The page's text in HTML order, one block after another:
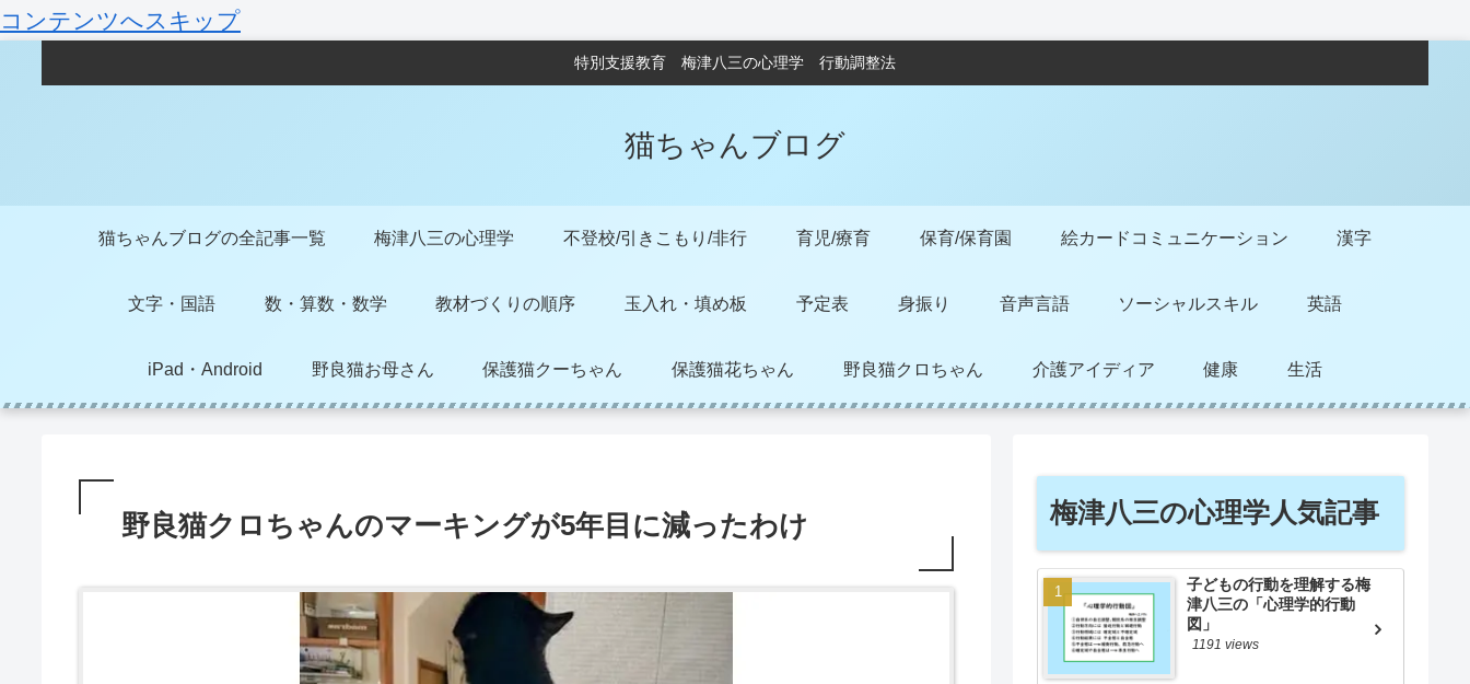
コンテンツへスキップ
特別支援教育 梅津八三の心理学 行動調整法
猫ちゃんブログ
猫ちゃんブログの全記事一覧 梅津八三の心理学 不登校/引きこもり/非行 育児/療育 保育/保育園 絵カードコミュニケーション 漢字
文字・国語 数・算数・数学 教材づくりの順序 玉入れ・填め板 予定表 身振り 音声言語 ソーシャルスキル 英語
iPad・Android 野良猫お母さん 保護猫クーちゃん 保護猫花ちゃん 野良猫クロちゃん 介護アイディア 健康 生活
野良猫クロちゃんのマーキングが5年目に減ったわけ 梅津八三の心理学人気記事
子どもの行動を理解する梅
津八三の「心理学的行動
図」
1191 views